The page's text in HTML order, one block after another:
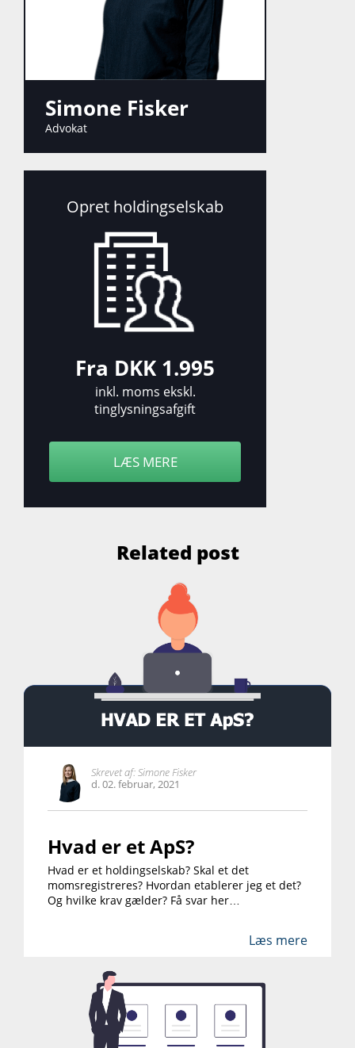
Simone Fisker
Advokat
Opret holdingselskab
Fra DKK 1.995
inkl. moms ekskl.
tinglysningsafgift
LÆS MERE
Related post
Skrevet af: Simone Fisker
d. 02. februar, 2021
Hvad er et ApS?
Hvad er et holdingselskab? Skal et det
momsregistreres? Hvordan etablerer jeg et det?
Og hvilke krav gælder? Få svar her…
Læs mere